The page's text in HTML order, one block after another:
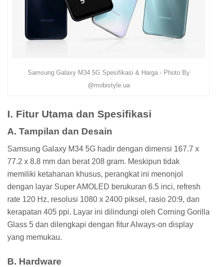
Samsung Galaxy M34 5G Spesifikasi & Harga - Photo By
@mobistyle.ua
I. Fitur Utama dan Spesifikasi
A. Tampilan dan Desain
Samsung Galaxy M34 5G hadir dengan dimensi 167.7 x
77.2 x 8.8 mm dan berat 208 gram. Meskipun tidak
memiliki ketahanan khusus, perangkat ini menonjol
dengan layar Super AMOLED berukuran 6.5 inci, refresh
rate 120 Hz, resolusi 1080 x 2400 piksel, rasio 20:9, dan
kerapatan 405 ppi. Layar ini dilindungi oleh Corning Gorilla
Glass 5 dan dilengkapi dengan fitur Always-on display
yang memukau.
B. Hardware